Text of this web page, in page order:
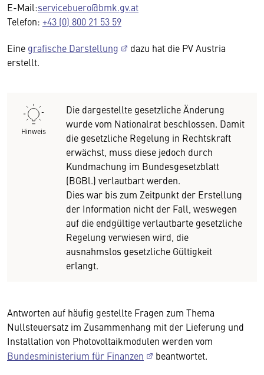
E-Mail:servicebuero@bmk.gv.at
Telefon: +43 (0) 800 21 53 59
Eine grafische Darstellung
dazu hat die PV Austria
erstellt.
Hinweis
Die dargestellte gesetzliche Änderung
wurde vom Nationalrat beschlossen. Damit
die gesetzliche Regelung in Rechtskraft
erwächst, muss diese jedoch durch
Kundmachung im Bundesgesetzblatt
(BGBl.) verlautbart werden.
Dies war bis zum Zeitpunkt der Erstellung
der Information nicht der Fall, weswegen
auf die endgültige verlautbarte gesetzliche
Regelung verwiesen wird, die
ausnahmslos gesetzliche Gültigkeit
erlangt.
Antworten auf häufig gestellte Fragen zum Thema
Nullsteuersatz im Zusammenhang mit der Lieferung und
Installation von Photovoltaikmodulen werden vom
Bundesministerium für Finanzen
beantwortet.